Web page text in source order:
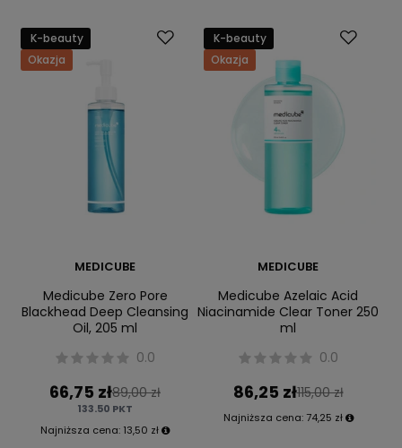
K-beauty
Okazja
MEDICUBE
Medicube Zero Pore
Blackhead Deep Cleansing
Oil, 205 ml
0.0
66,75 zł89,00 zł
133.50 PKT
Najniższa cena: 13,50 zł
K-beauty
Okazja
MEDICUBE
Medicube Azelaic Acid
Niacinamide Clear Toner 250
ml
0.0
86,25 zł115,00 zł
Najniższa cena: 74,25 zł